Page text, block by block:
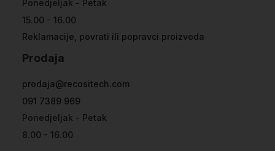
Ponedjeljak - Petak
15.00 - 16.00
Reklamacije, povrati ili popravci proizvoda
Prodaja
prodaja@recositech.com
091 7389 969
Ponedjeljak - Petak
8.00 - 16.00